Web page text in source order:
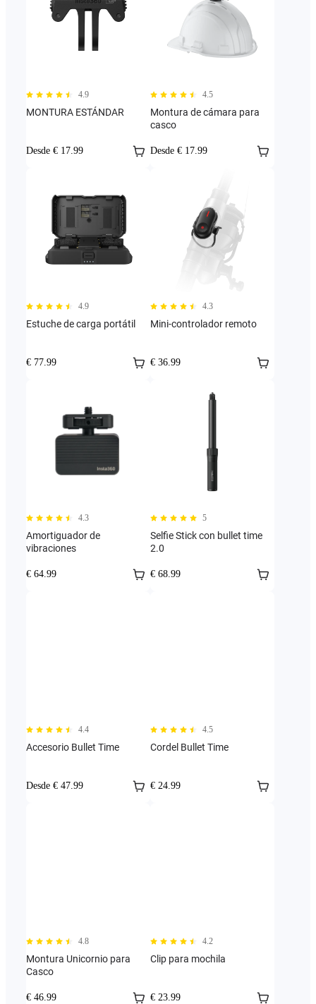
4.9
MONTURA ESTÁNDAR
Desde € 17.99
4.5
Montura de cámara para
casco
Desde € 17.99
4.9
Estuche de carga portátil
€ 77.99
4.3
Mini-controlador remoto
€ 36.99
4.3
Amortiguador de
vibraciones
€ 64.99
5
Selfie Stick con bullet time
2.0
€ 68.99
4.4
Accesorio Bullet Time
Desde € 47.99
4.5
Cordel Bullet Time
€ 24.99
4.8
Montura Unicornio para
Casco
€ 46.99
4.2
Clip para mochila
€ 23.99